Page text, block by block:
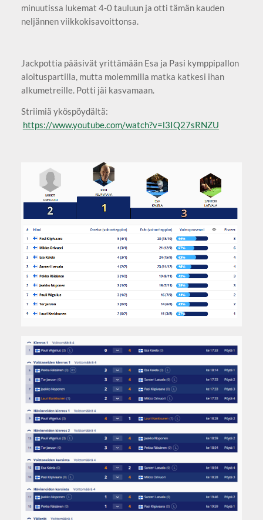
minuutissa lukemat 4-0 tauluun ja otti tämän kauden
neljännen viikkokisavoittonsa.
Jackpottia pääsivät yrittämään Esa ja Pasi kymppipallon
aloituspartilla, mutta molemmilla matka katkesi ihan
alkumetreille. Potti jäi kasvamaan.
Striimiä yköspöydältä:
https://www.youtube.com/watch?v=l3IQ27sRNZU